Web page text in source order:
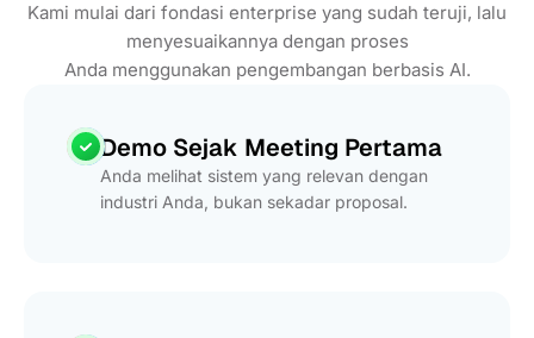
Kami mulai dari fondasi enterprise yang sudah teruji, lalu
menyesuaikannya dengan proses
Anda menggunakan pengembangan berbasis AI.
Demo Sejak Meeting Pertama
Anda melihat sistem yang relevan dengan
industri Anda, bukan sekadar proposal.